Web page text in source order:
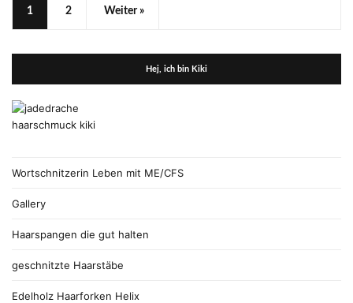
1 2 Weiter »
Hej, ich bin Kiki
Wortschnitzerin Leben mit ME/CFS
Gallery
Haarspangen die gut halten
geschnitzte Haarstäbe
Edelholz Haarforken Helix